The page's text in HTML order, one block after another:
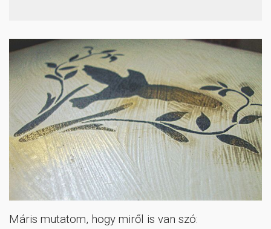
Máris mutatom, hogy miről is van szó: